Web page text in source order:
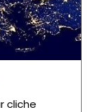
cliche